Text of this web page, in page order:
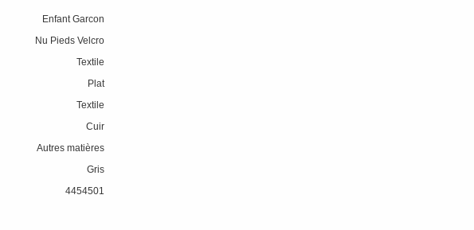
Enfant Garcon
Nu Pieds Velcro
Textile
Plat
Textile
Cuir
Autres matières
Gris
4454501